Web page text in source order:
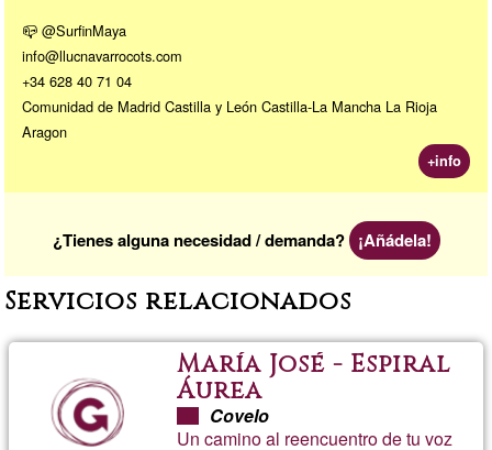
📪 @SurfinMaya
info@llucnavarrocots.com
+34 628 40 71 04
Comunidad de Madrid Castilla y León Castilla-La Mancha La Rioja
Aragon
+info
¿Tienes alguna necesidad / demanda? ¡Añádela!
Servicios relacionados
María José - Espiral
Áurea
Covelo
Un camino al reencuentro de tu voz